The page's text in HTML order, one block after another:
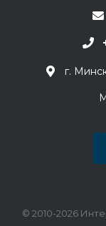
г.
© 2010-2026